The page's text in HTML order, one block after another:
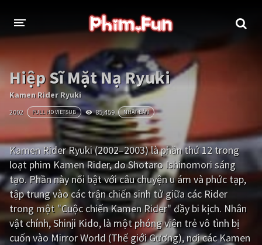
THỂ LOẠI
Thần thoại - Cổ trang Hành động
Tâm lý Chiến tranh
Võ thuật - Kiếm hiệp Nhạc kịch
Kinh dị Tội phạm - Hình sự
Phiêu lưu Hài hước
Viễn tưởng Khoa học - Tài liệu
Hoạt hình Thể thao
Hiệp Sĩ Mặt Nạ Ryuki
Kamen Rider Ryuki
2002 FULL HD VIETSUB 85,459 NHẬT BẢN
Kamen Rider Ryuki (2002–2003) là phần thứ 12 trong
loạt phim Kamen Rider, do Shotaro Ishinomori sáng
tạo. Phần này nổi bật với câu chuyện u ám và phức tạp,
tập trung vào các trận chiến sinh tử giữa các Rider
trong một "Cuộc chiến Kamen Rider" đầy bi kịch. Nhân
vật chính, Shinji Kido, là một phóng viên trẻ vô tình bị
cuốn vào Mirror World (Thế giới Gương), nơi các Kamen